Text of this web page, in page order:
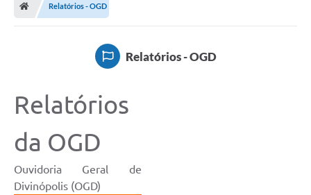
Relatórios - OGD
Relatórios - OGD
Relatórios
da OGD
Ouvidoria Geral de
Divinópolis (OGD)